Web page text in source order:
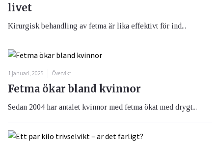
livet
Kirurgisk behandling av fetma är lika effektivt för ind...
1 januari, 2025 Övervikt
Fetma ökar bland kvinnor
Sedan 2004 har antalet kvinnor med fetma ökat med drygt...